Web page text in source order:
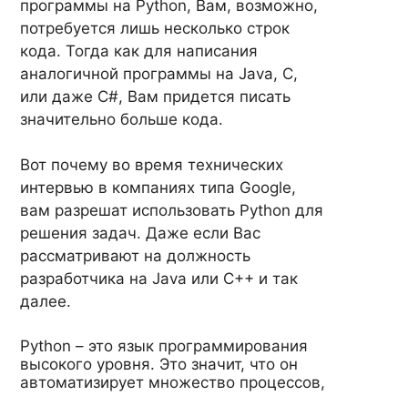
программы на Python, Вам, возможно,
потребуется лишь несколько строк
кода. Тогда как для написания
аналогичной программы на Java, С,
или даже C#, Вам придется писать
значительно больше кода.
Вот почему во время технических
интервью в компаниях типа Google,
вам разрешат использовать Python для
решения задач. Даже если Вас
рассматривают на должность
разработчика на Java или C++ и так
далее.
Python – это язык программирования
высокого уровня. Это значит, что он
автоматизирует множество процессов,